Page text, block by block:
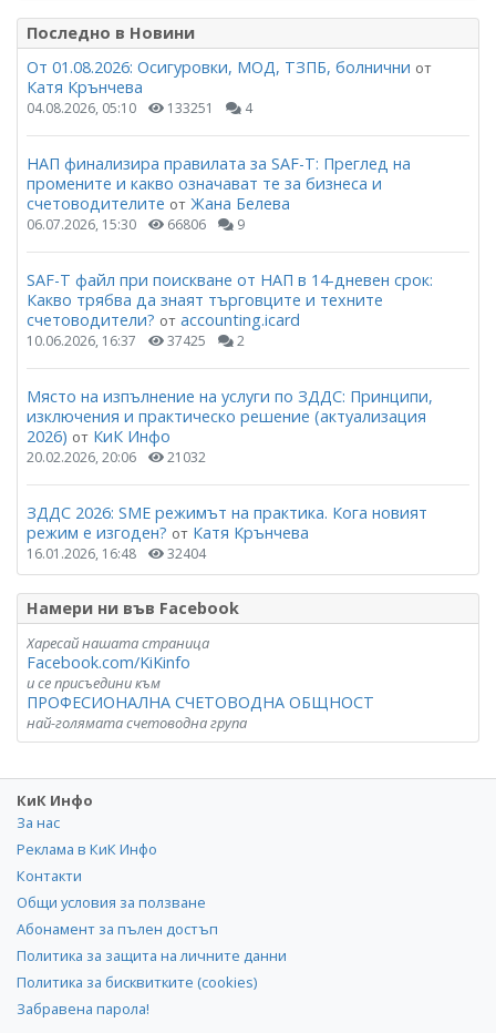
Последно в Новини
От 01.08.2026: Осигуровки, МОД, ТЗПБ, болнични от
Катя Крънчева
04.08.2026, 05:10 133251 4
НАП финализира правилата за SAF-T: Преглед на
промените и какво означават те за бизнеса и
счетоводителите от Жана Белева
06.07.2026, 15:30 66806 9
SAF-T файл при поискване от НАП в 14-дневен срок:
Какво трябва да знаят търговците и техните
счетоводители? от accounting.icard
10.06.2026, 16:37 37425 2
Място на изпълнение на услуги по ЗДДС: Принципи,
изключения и практическо решение (актуализация
2026) от КиК Инфо
20.02.2026, 20:06 21032
ЗДДС 2026: SME режимът на практика. Кога новият
режим е изгоден? от Катя Крънчева
16.01.2026, 16:48 32404
Намери ни във Facebook
Харесай нашата страница
Facebook.com/KiKinfo
и се присъедини към
ПРОФЕСИОНАЛНА СЧЕТОВОДНА ОБЩНОСТ
най-голямата счетоводна група
КиК Инфо
За нас
Реклама в КиК Инфо
Контакти
Общи условия за ползване
Абонамент за пълен достъп
Политика за защита на личните данни
Политика за бисквитките (cookies)
Забравена парола!